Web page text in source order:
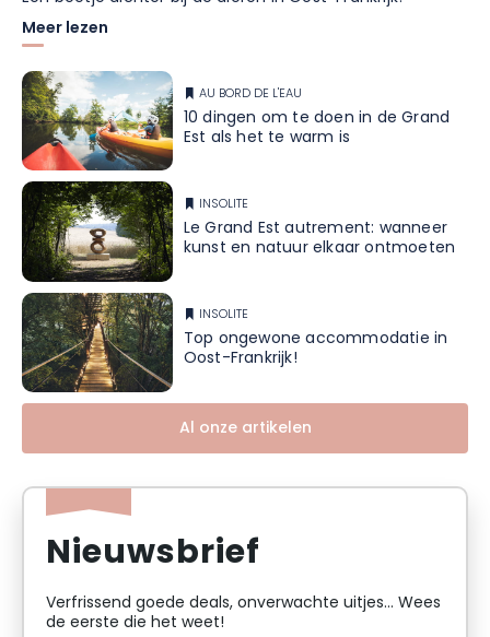
Meer lezen
AU BORD DE L'EAU
10 dingen om te doen in de Grand
Est als het te warm is
INSOLITE
Le Grand Est autrement: wanneer
kunst en natuur elkaar ontmoeten
INSOLITE
Top ongewone accommodatie in
Oost-Frankrijk!
Al onze artikelen
Nieuwsbrief
Verfrissend goede deals, onverwachte uitjes... Wees
de eerste die het weet!